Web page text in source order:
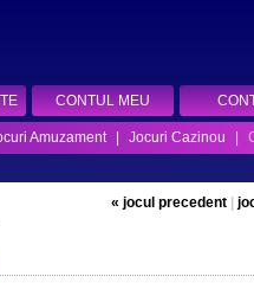
CONTUL MEU
Amuzament Jocuri Cazinou
« jocul precedent